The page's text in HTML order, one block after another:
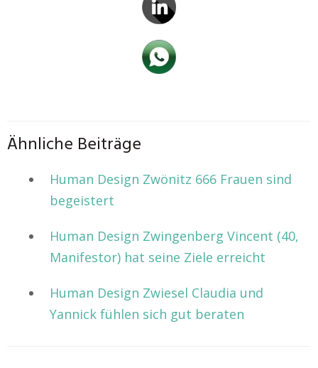
Ähnliche Beiträge
Human Design Zwönitz 666 Frauen sind
begeistert
Human Design Zwingenberg Vincent (40,
Manifestor) hat seine Ziele erreicht
Human Design Zwiesel Claudia und
Yannick fühlen sich gut beraten